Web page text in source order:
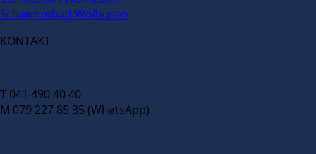
Schwimmbad Wolhusen
KONTAKT
T 041 490 40 40
M 079 227 85 35 (WhatsApp)